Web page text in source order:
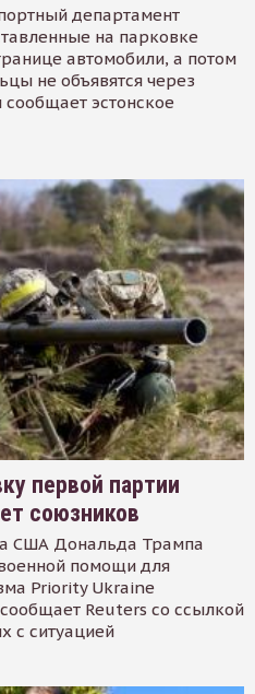
департамент
на парковке
автомобили, а потом
не объявятся через
эстонское
первой партии
союзников
США Дональда Трампа
помощи для
Priority Ukraine
Reuters со ссылкой
с ситуацией